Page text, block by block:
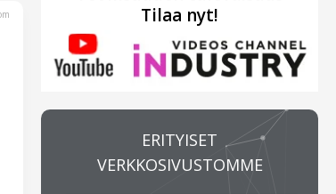
Tilaa nyt!
ERITYISET
VERKKOSIVUSTOMME